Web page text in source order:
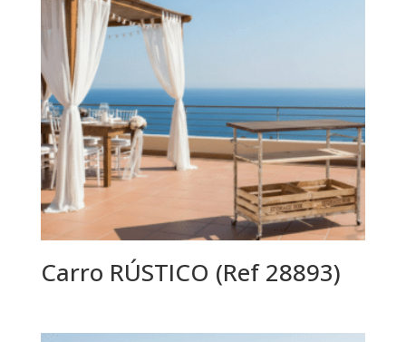
Carro RÚSTICO (Ref 28893)